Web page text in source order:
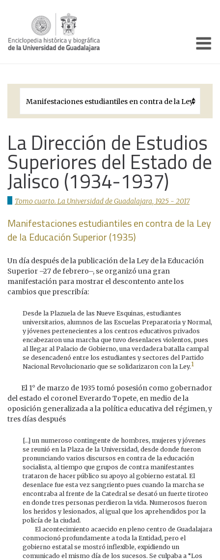
Períodos Históricos
Galería
Documentos institucionales
La Dirección de Estudios
Superiores del Estado de
Jalisco (1934-1937)
Tomo cuarto. La Universidad de Guadalajara, 1925 - 2017
Manifestaciones estudiantiles en contra de la Ley
de la Educación Superior (1935)
Un día después de la publicación de la Ley de la Educación
Superior –27 de febrero–, se organizó una gran
manifestación para mostrar el descontento ante los
cambios que prescribía:
Desde la Plazuela de las Nueve Esquinas, estudiantes
universitarios, alumnos de las Escuelas Preparatoria y Normal,
y jóvenes pertenecientes a los centros educativos privados
encabezaron una marcha que tuvo desenlaces violentos, pues
al llegar al Palacio de Gobierno, una verdadera batalla campal
se desencadenó entre los estudiantes y sectores del Partido
Nacional Revolucionario que se solidarizaron con la Ley.1
El 1° de marzo de 1935 tomó posesión como gobernador
del estado el coronel Everardo Topete, en medio de la
oposición generalizada a la política educativa del régimen, y
tres días después
[…] un numeroso contingente de hombres, mujeres y jóvenes
se reunió en la Plaza de la Universidad, desde donde fueron
pronunciando varios discursos en contra de la educación
socialista, al tiempo que grupos de contra manifestantes
trataron de hacer público su apoyo al gobierno estatal. El
desenlace fue esta vez sangriento pues cuando la marcha se
encontraba al frente de la Catedral se desató un fuerte tiroteo
en donde tres personas perdieron la vida. Numerosos fueron
los heridos y lesionados, al igual que los aprehendidos por la
policía de la ciudad.
El acontecimiento acaecido en pleno centro de Guadalajara
conmocionó profundamente a toda la Entidad, pero el
gobierno estatal se mostró inflexible, expidiendo un
comunicado el mismo día de los sucesos. Se culpaba a “Los